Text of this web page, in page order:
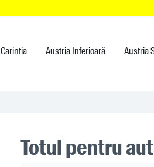
Carintia Austria Inferioară Austria
Totul pentru